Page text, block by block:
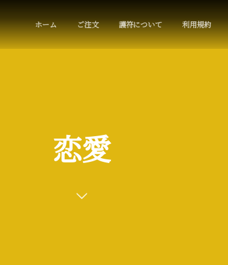
ホーム ご注文 護符について 利用規約
恋愛